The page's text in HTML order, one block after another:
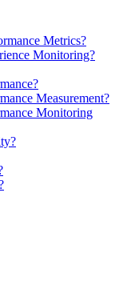
Metrics?
Monitoring?
Measurement?
Monitoring